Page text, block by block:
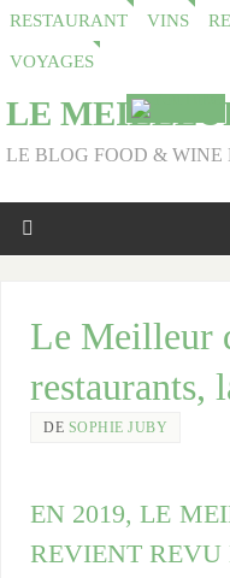
RESTAURANT VINS
VOYAGES
LE
LE BLOG FOOD & WINE
Le Meilleur
restaurants,
DE SOPHIE JUBY
EN 2019, LE
REVIENT REVU